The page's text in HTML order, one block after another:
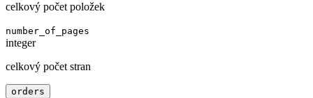
celkový počet položek
number_of_pages
integer
celkový počet stran
orders